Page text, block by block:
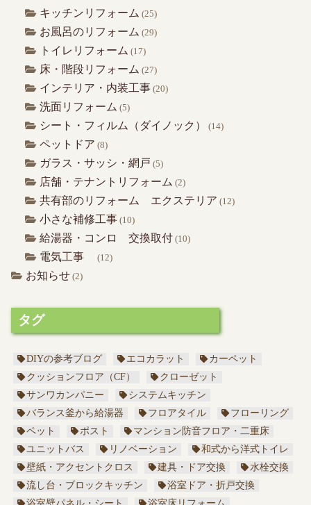
キッチンリフォーム (25)
お風呂のリフォーム (29)
トイレリフォーム (17)
床・階段リフォーム (27)
インテリア・内装工事 (20)
洗面リフォーム (5)
シート・フィルム（ダイノック） (14)
ペットドア (8)
ガラス・サッシ・網戸 (5)
店舗・テナントリフォーム (2)
共有部のリフォーム エクステリア (12)
小さな補修工事 (10)
給湯器・コンロ 交換取付 (10)
電気工事 (12)
お知らせ (2)
タグ
DIYの参考ブログ エコカラット
カーペット
クッションフロア（CF）
クローゼット
サンワカンパニー
システムキッチン
バランス釜から給湯器
フロアタイル
フローリング
ペット
ポスト
マンション防音フロア・二重床
ユニットバス
リノベーション
和式から洋式トイレ
壁紙・アクセントクロス
建具・ドア交換
水栓交換
流し台・ブロックキッチン
浴室ドア・折戸交換
浴室壁パネル・シート
浴室床リフォーム